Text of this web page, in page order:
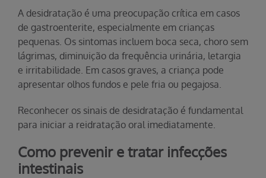
A desidratação é uma preocupação crítica em casos
de gastroenterite, especialmente em crianças
pequenas. Os sintomas incluem boca seca, choro sem
lágrimas, diminuição da frequência urinária, letargia
e irritabilidade. Em casos graves, a criança pode
apresentar olhos fundos e pele fria ou pegajosa.
Reconhecer os sinais de desidratação é fundamental
para iniciar a reidratação oral imediatamente.
Como prevenir e tratar infecções
intestinais